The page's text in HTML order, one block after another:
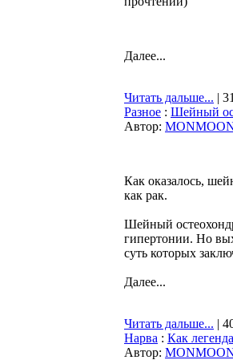
Далее...
Читать дальше... |
Разное : Шейный
Автор:
Как оказалось,
как рак.
Шейный
гипертонии. Но
суть которых
Далее...
Читать дальше... |
Нарва : Как
Автор: